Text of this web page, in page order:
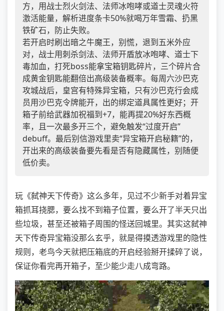
方，用战士烈火剑法、法师冰咆哮或道士灵魂火符
激活能量，解析进度条卡50%就喝万年雪霜、扔黑
铁矿石，防止失败。
若开启时刷出暗之牛魔王，别慌，退到五米外应
对，战士用刺杀剑法、法师开盾放冰咆哮、道士下
毒加血，打死boss能拿宝箱钥匙碎片，三个碎片合
成黄金钥匙能翻倍出高级装备概率。每周六沙巴克
攻城战后，皇宫有特殊异宝箱，只有沙巴克行会成
员用沙巴克令牌能开，出的绑定道具属性更好；开
箱子前给武器加祝福到+7，能再提20%好东西概
率，且一次最多开三个，避免触发“过度开启”
debuff。最后别信游戏里卖“异宝箱开启秘籍”的，
开出来的高级装备要先看是否有隐藏属性，别随便
低价卖。
玩《弑神天下传奇》这么多年，见过不少新手对着异宝
箱抓耳挠腮，要么找不到箱子位置，要么开了半天只出
些垃圾，甚至还被箱子周围的怪送回城里。其实这弑神
天下传奇异宝箱没那么玄乎，就是得摸透游戏里的隐性
规则，老鸟今天就把压箱底的开启经验掰开揉碎了说，
保证你看完再开箱子，至少能少走八成弯路。